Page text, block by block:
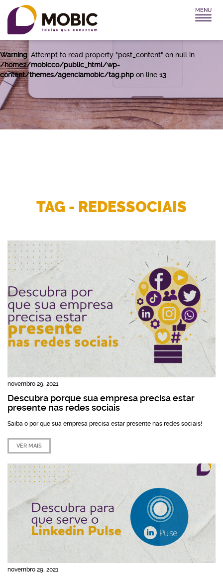
MENU
Warning
: Attempt to read property "post_title" on null in
/home2/mobicco/public_html/wp-
content/themes/agenciamobic/tag.php
Warning: Attempt to read property "post_content" on null in
/home2/mobicco/public_html/wp-
content/themes/agenciamobic/tag.php on line 13
TAG - REDESSOCIAIS
novembro 29, 2021
Descubra porque sua empresa precisa estar
presente nas redes sociais
Saiba o por que sua empresa precisa estar presente nas redes sociais!
VER MAIS
novembro 29, 2021